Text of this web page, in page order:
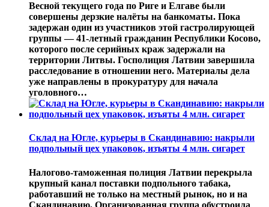
Весной текущего года по Риге и Елгаве были
совершены дерзкие налёты на банкоматы. Пока
задержан один из участников этой гастролирующей
группы — 41-летный гражданин Республики Косово,
которого после серийных краж задержали на
территории Литвы. Госполиция Латвии завершила
расследование в отношении него. Материалы дела
уже направлены в прокуратуру для начала
уголовного…
Склад на Югле, курьеры в Скандинавию: накрыли
подпольный цех упаковок, изъяты 4 млн. сигарет
Налогово-таможенная полиция Латвии перекрыла
крупный канал поставки подпольного табака,
работавший не только на местный рынок, но и на
Скандинавию. Организованная группа обустроила